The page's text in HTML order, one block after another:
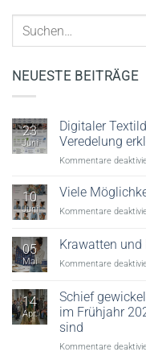
NEUESTE BEITRÄGE
23
Juni
Digitaler
Veredelung
Kommentare
10
Juni
Viele
Kommentare
05
Mai
Krawatten
Kommentare
14
Apr.
Schief
im Frühjahr
sind
Kommentare